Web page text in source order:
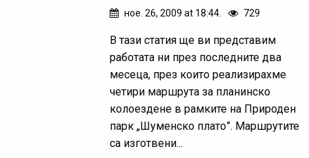
ное. 26, 2009 at 18:44. 729
В тази статия ще ви представим
работата ни през последните два
месеца, през които реализирахме
четири маршрута за планинско
колоездене в рамките на Природен
парк „Шуменско плато”. Маршрутите
са изготвени...